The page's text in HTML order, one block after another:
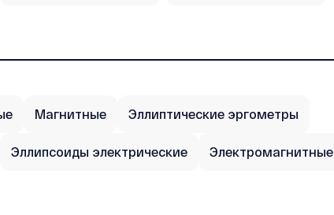
Магнитные Эллиптические эргометры
Эллипсоиды электрические Электромагнитные